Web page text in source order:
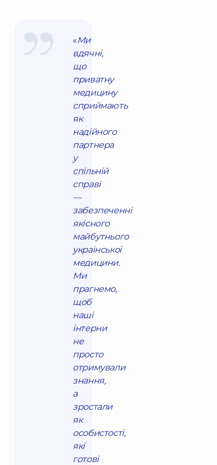
«Ми
вдячні,
що
приватну
медицину
сприймають
як
надійного
партнера
у
спільній
справі
—
забезпеченні
якісного
майбутнього
української
медицини.
Ми
прагнемо,
щоб
наші
інтерни
не
просто
отримували
знання,
а
зростали
як
особистості,
які
готові